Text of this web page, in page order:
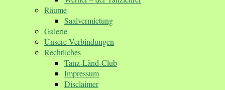
Räume
Saalvermietung
Galerie
Unsere Verbindungen
Rechtliches
Tanz-Länd-Club
Impressum
Disclaimer